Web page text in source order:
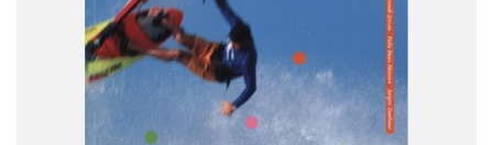
NIVEAU
7. klasse
FORMAT
Engangsbog